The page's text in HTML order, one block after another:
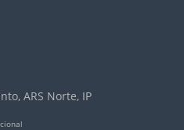
ARS Norte, IP